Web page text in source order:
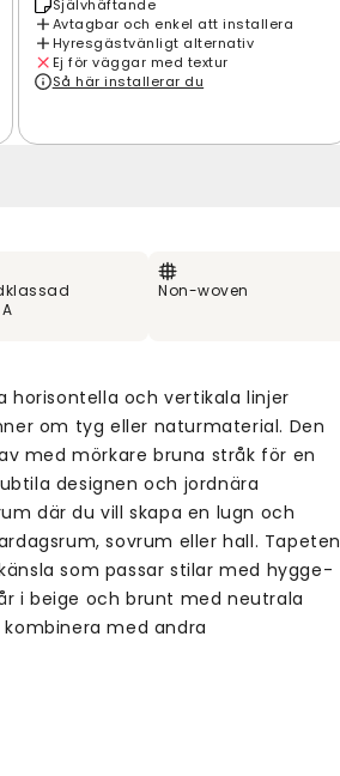
Självhäftande
Avtagbar och enkel att installera
Hyresgästvänligt alternativ
Ej för väggar med textur
Så här installerar du
Non-woven
och vertikala linjer
om tyg eller naturmaterial. Den
med mörkare bruna stråk för en
designen och jordnära
där du vill skapa en lugn och
sovrum eller hall. Tapeten
som passar stilar med hygge-
i beige och brunt med neutrala
med andra